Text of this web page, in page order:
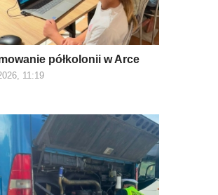
półkolonii w Arce
11:19